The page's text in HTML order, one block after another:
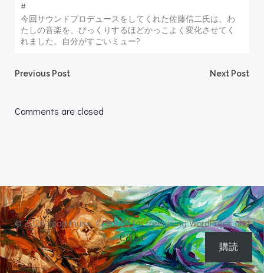
#
今回サウンドプロデュースをしてくれた佐藤信二氏は、わ
たしの音楽を、びっくりするほどかっこよく変化させてく
れました。自分がすごいミュー?
Post
navigation
Previous Post Next Post
Comments are closed
© 2026 soap muse. Created for free using WordPress and
Colibri
購読